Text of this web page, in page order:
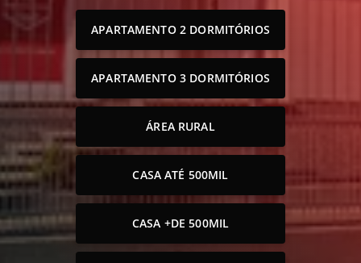
APARTAMENTO 2 DORMITÓRIOS
APARTAMENTO 3 DORMITÓRIOS
ÁREA RURAL
CASA ATÉ 500MIL
CASA +DE 500MIL